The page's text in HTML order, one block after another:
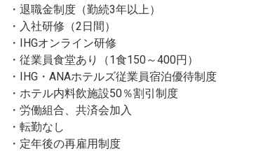
・退職金制度（勤続3年以上）
・入社研修（2日間）
・IHGオンライン研修
・従業員食堂あり（1食150～400円）
・IHG・ANAホテルズ従業員宿泊優待制度
・ホテル内料飲施設50％割引制度
・労働組合、共済会加入
・転勤なし
・定年後の再雇用制度